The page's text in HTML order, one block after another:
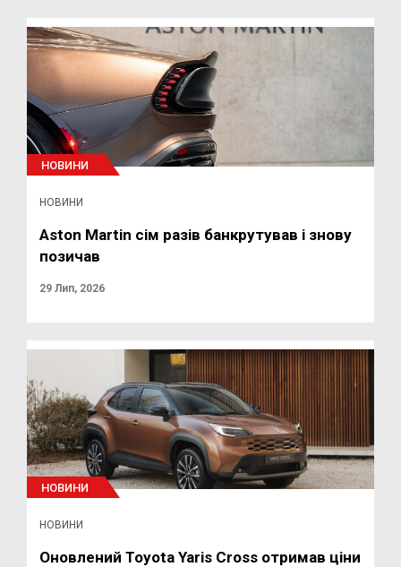
НОВИНИ
НОВИНИ
Aston Martin сім разів банкрутував і знову
позичав
29 Лип, 2026
НОВИНИ
НОВИНИ
Оновлений Toyota Yaris Cross отримав ціни